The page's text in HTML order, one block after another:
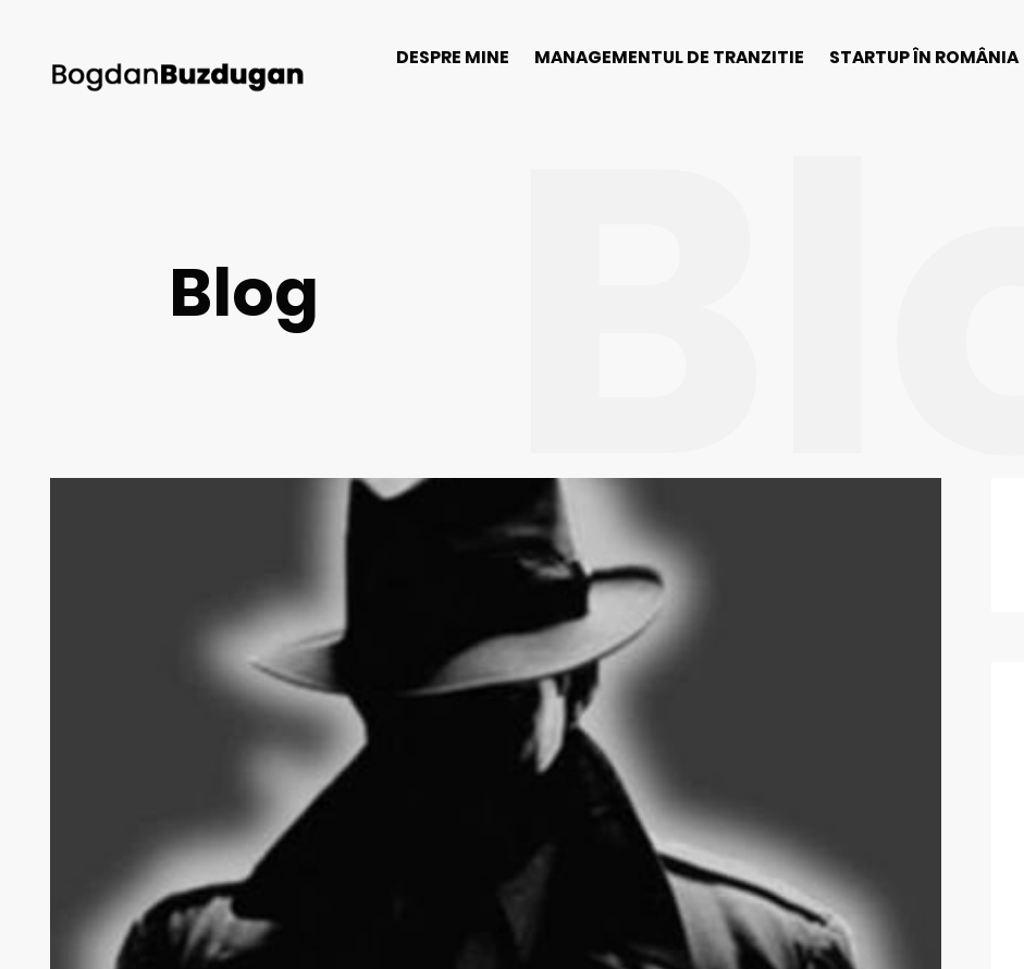
DESPRE MINE MANAGEMENTUL DE TRANZITIE STARTUP ÎN ROMÂNIA
Blog